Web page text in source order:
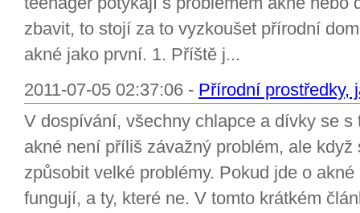
zbavit, to stojí za to vyzkoušet přírodní
akné jako první. 1. Příště j...
2011-07-05 02:37:06 - Přírodní prostředky,
V dospívání, všechny chlapce a dívky se
akné není příliš závažný problém, ale
způsobit velké problémy. Pokud jde o
fungují, a ty, které ne. V tomto krátkém